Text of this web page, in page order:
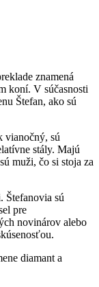
znamená
koní. V súčasnosti
Štefan, ako sú
vianočný, sú
stály. Majú
muži, čo si stoja za
Štefanovia sú
pre
novinárov alebo
diamant a